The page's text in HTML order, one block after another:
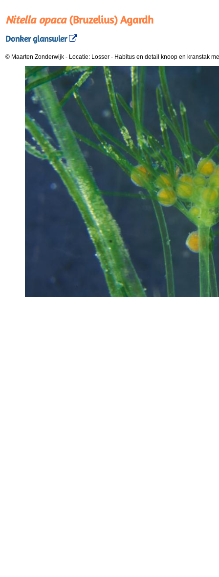
Nitella opaca(Bruzelius) Agardh
Donker glanswier
© Maarten Zonderwijk - Locatie: Losser - Habitus en detail knoop en kranstak